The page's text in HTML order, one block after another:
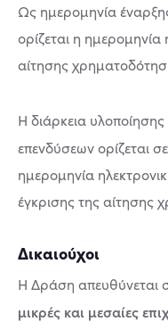
Ως ημερομηνία
ορίζεται η
αίτησης
Η διάρκεια
επενδύσεων ορίζεται σε
ημερομηνία
έγκρισης της αίτησης
Δικαιούχοι
Η Δράση απευθύνεται
μικρές και μεσαίες